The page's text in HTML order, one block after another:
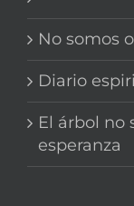
No somos
Diario
El árbol no
esperanza